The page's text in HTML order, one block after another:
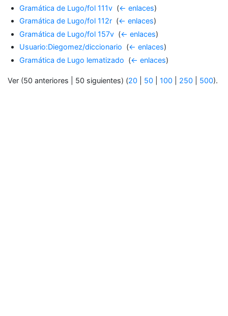
Gramática de Lugo/fol 111v (← enlaces)
Gramática de Lugo/fol 112r (← enlaces)
Gramática de Lugo/fol 157v (← enlaces)
Usuario:Diegomez/diccionario (← enlaces)
Gramática de Lugo lematizado (← enlaces)
Ver (50 anteriores | 50 siguientes) (20 50 100 250 500).